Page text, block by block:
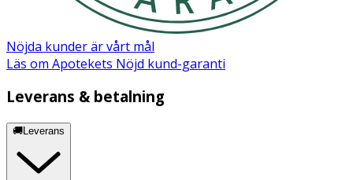
Nöjda kunder är vårt mål
Läs om Apotekets Nöjd kund-garanti
Leverans & betalning
🚚Leverans